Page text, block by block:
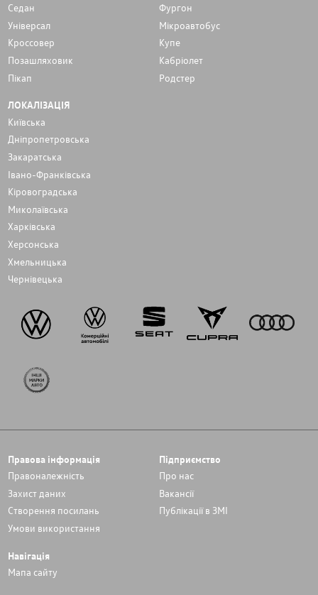
Седан
Фургон
Унiверсал
Мікроавтобус
Кроссовер
Купе
Позашляховик
Кабріолет
Пікап
Родстер
ЛОКАЛІЗАЦІЯ
Київська
Дніпропетровська
Закаратська
Івано-Франківська
Кіровоградська
Миколаївська
Харківська
Херсонська
Хмельницька
Чернівецька
Правова інформація
Правоналежність
Захист даних
Cтворення посилань
Умови використання
Підприємство
Про нас
Вакансії
Публікації в ЗМІ
Навігація
Мапа сайту